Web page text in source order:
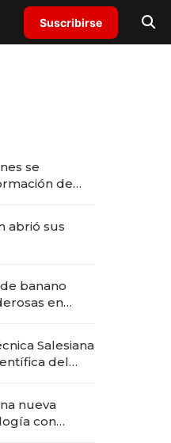
Suscribirse
se
de
abrió sus
banano
en
Salesiana
del
nueva
con